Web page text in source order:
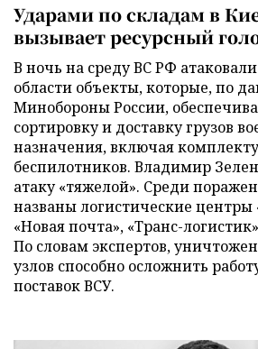
Ударами по складам в
вызывает ресурсный
В ночь на среду ВС РФ
области объекты, которые, по
Минобороны России,
сортировку и доставку грузов
назначения, включая
беспилотников. Владимир
атаку «тяжелой». Среди
названы логистические
«Новая почта», «Транс-
По словам экспертов,
узлов способно осложнить
поставок ВСУ.